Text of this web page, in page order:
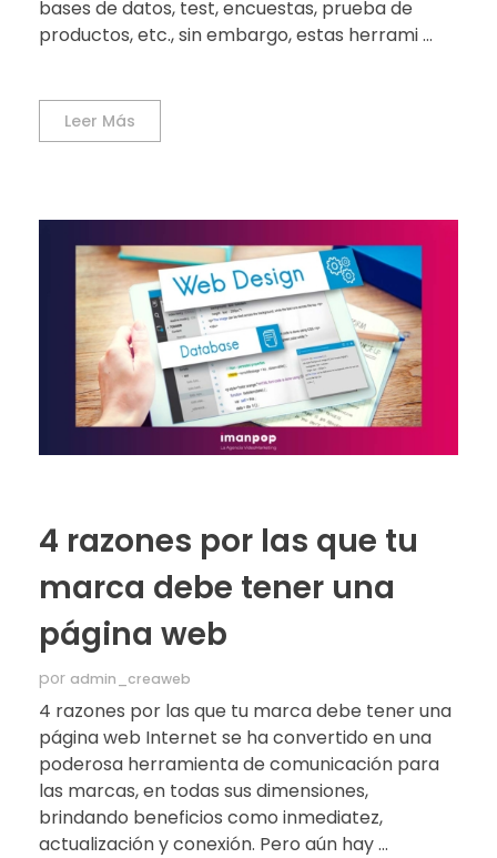
bases de datos, test, encuestas, prueba de
productos, etc., sin embargo, estas herrami ...
Leer Más
4 razones por las que tu
marca debe tener una
página web
por admin_creaweb
4 razones por las que tu marca debe tener una
página web Internet se ha convertido en una
poderosa herramienta de comunicación para
las marcas, en todas sus dimensiones,
brindando beneficios como inmediatez,
actualización y conexión. Pero aún hay ...